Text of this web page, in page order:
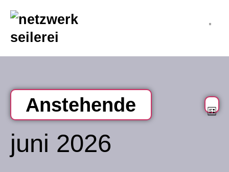
springen
Anstehende
datum
wählen.
juni 2026